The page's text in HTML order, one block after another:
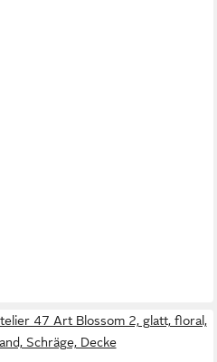
47 Art Blossom 2, glatt, floral,
Schräge, Decke